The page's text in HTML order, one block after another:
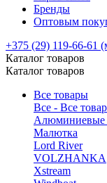
Бренды
Оптовым
+375 (29) 119-66-61
Каталог товаров
Каталог товаров
Все товары
Все - Все
Алюминиевые
Малютка
Lord River
VOLZHANKA
Xstream